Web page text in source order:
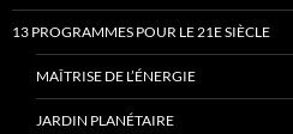
13 PROGRAMMES POUR LE 21E SIÈCLE
MAÎTRISE DE L’ÉNERGIE
JARDIN PLANÉTAIRE